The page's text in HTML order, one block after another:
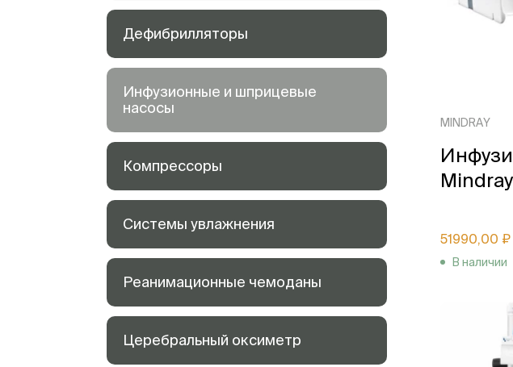
Дефибрилляторы
Инфузионные и шприцевые
насосы
Компрессоры
Системы увлажнения
Реанимационные чемоданы
Церебральный оксиметр
MINDRAY
51990,00 ₽
В наличии